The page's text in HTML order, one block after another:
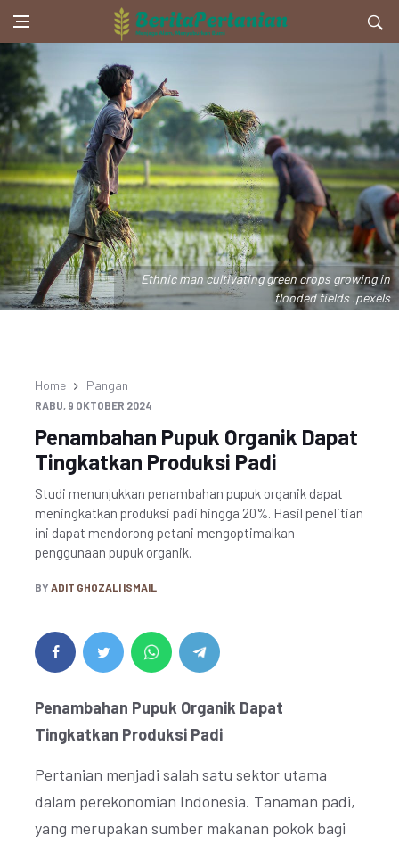
Ethnic man cultivating green crops growing in
flooded fields .pexels
Home Pangan
RABU, 9 OKTOBER 2024
Penambahan Pupuk Organik Dapat
Tingkatkan Produksi Padi
Studi menunjukkan penambahan pupuk organik dapat
meningkatkan produksi padi hingga 20%. Hasil penelitian
ini dapat mendorong petani mengoptimalkan
penggunaan pupuk organik.
BY ADIT GHOZALI ISMAIL
Penambahan Pupuk Organik Dapat
Tingkatkan Produksi Padi
Pertanian menjadi salah satu sektor utama
dalam perekonomian Indonesia. Tanaman padi,
yang merupakan sumber makanan pokok bagi